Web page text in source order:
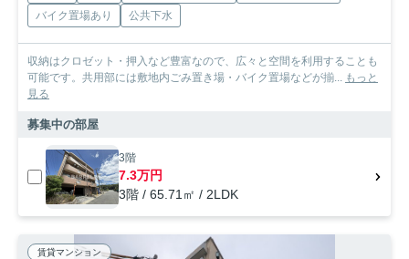
バイク置場あり
公共下水
収納はクロゼット・押入など豊富なので、広々と空間を利用することも
可能です。共用部には敷地内ごみ置き場・バイク置場などが揃... もっと
見る
募集中の部屋
3階
7.3万円
3階 / 65.71㎡ / 2LDK
賃貸マンション